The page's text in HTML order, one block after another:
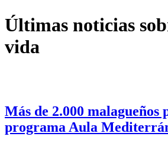
Últimas noticias
vida
Más de 2.000 malagueños
programa Aula